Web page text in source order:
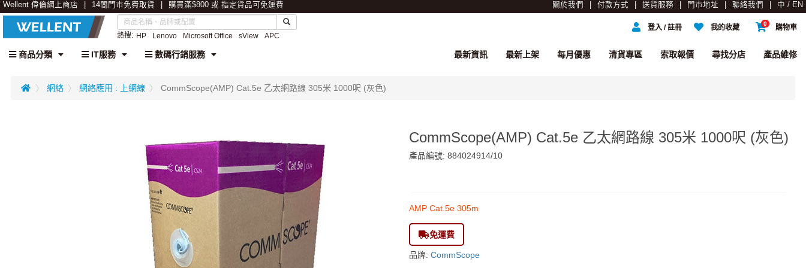
Wellent 偉倫網上商店 14間門市免費取貨 購買滿$800 或 指定貨品可免運費 關於我們 付款方式 送貨服務 門市地址 聯絡我們 中 / EN
熱搜: HP Lenovo Microsoft Office sView APC
0 購物車
我的收藏
登入 / 註冊
商品分類 IT服務 數碼行銷服務 產品維修
尋找分店
索取報價
清貨專區
每月優惠
最新上架
最新資訊
網絡 網絡應用 : 上網線 CommScope(AMP) Cat.5e 乙太網路線 305米 1000呎 (灰色)
CommScope(AMP) Cat.5e 乙太網路線 305米 1000呎 (灰色)
產品編號: 884024914/10
AMP Cat.5e 305m
免運費
品牌: CommScope